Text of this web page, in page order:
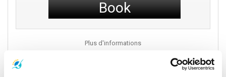
dans la découverte des trésors des îles thaïlandaises. Votre
Book
Plus d'informations